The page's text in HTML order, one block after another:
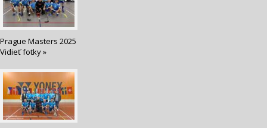
Prague Masters 2025
Vidieť fotky »